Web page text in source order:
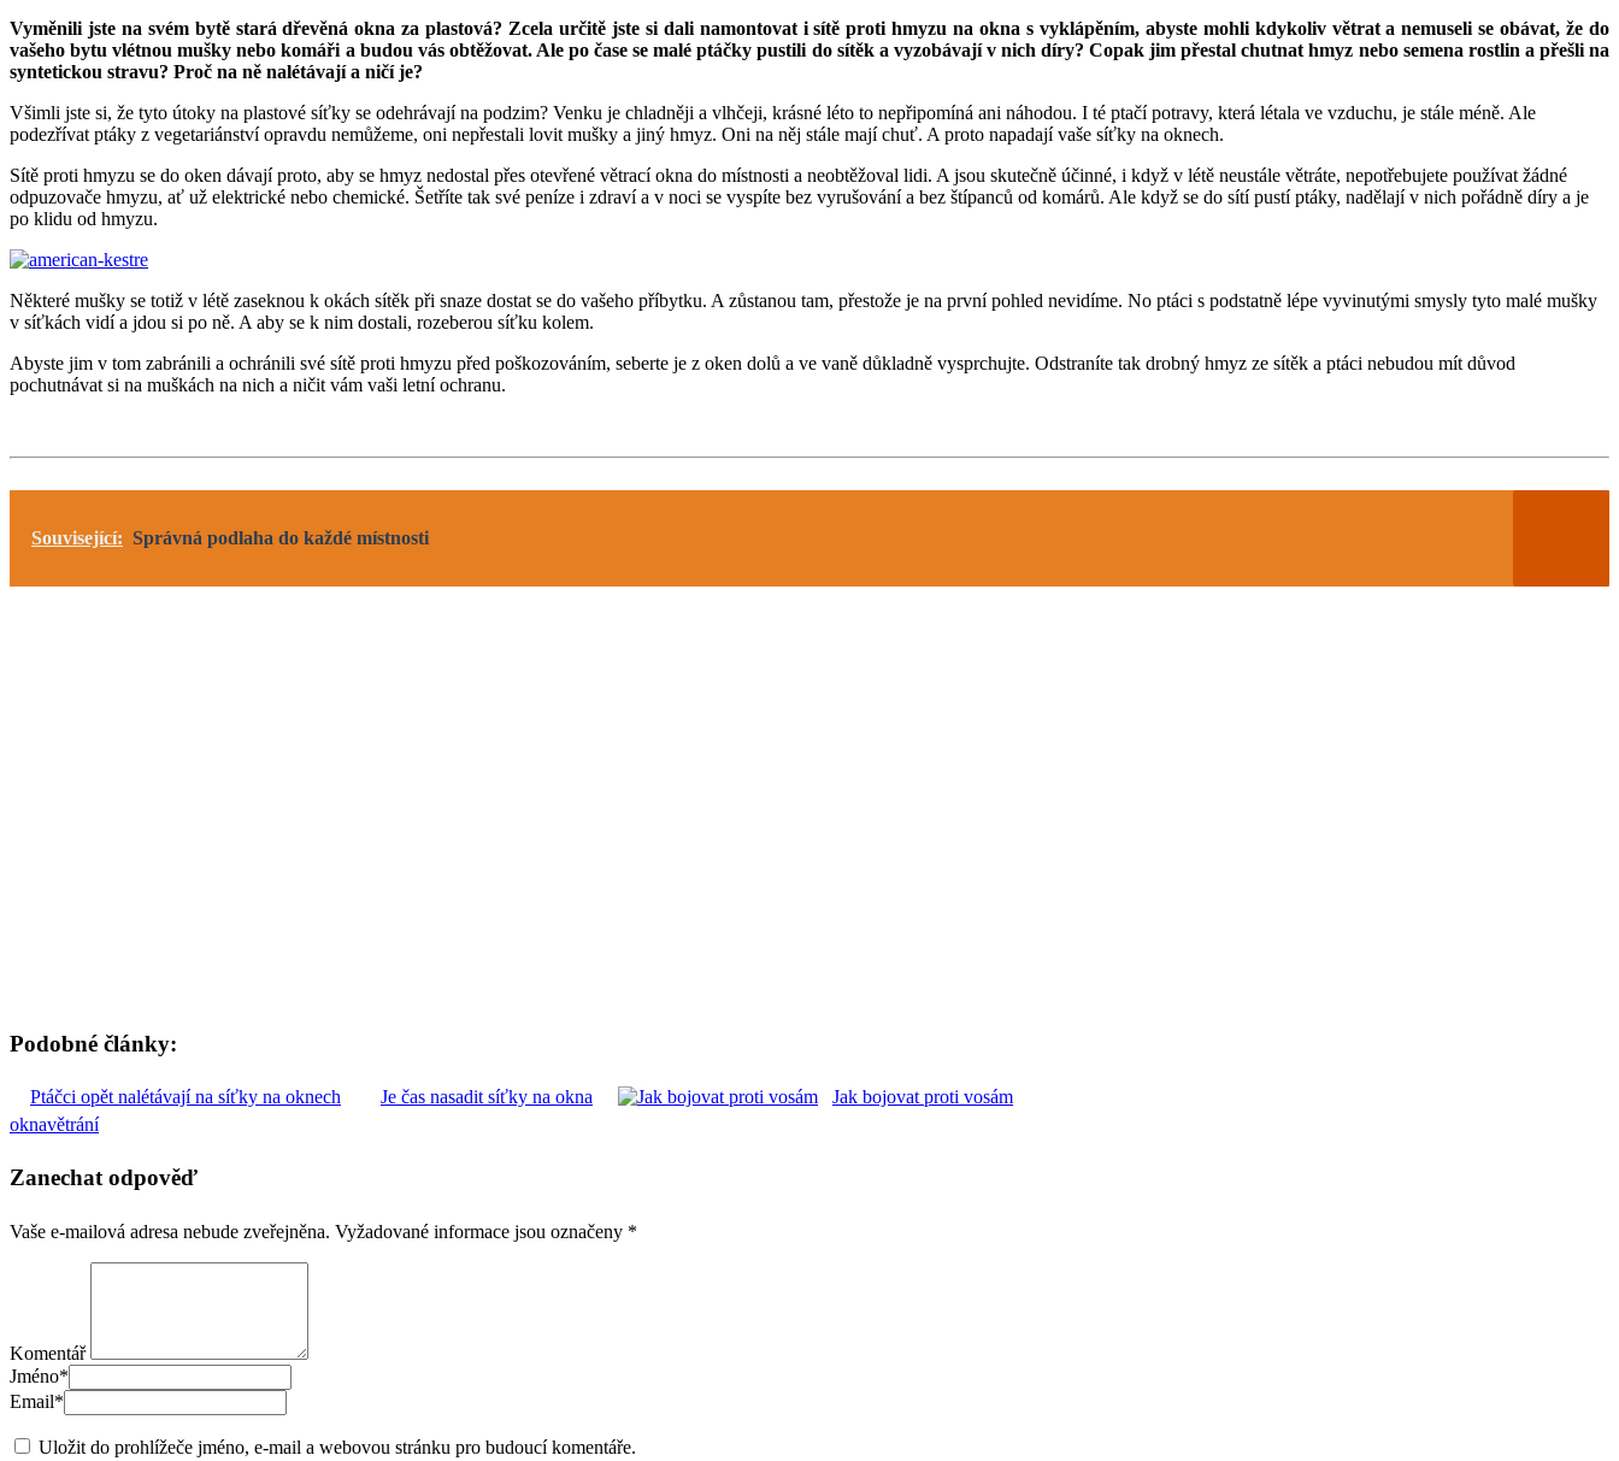
Vyměnili jste na svém bytě stará dřevěná okna za plastová? Zcela určitě jste si dali namontovat i sítě proti hmyzu na okna s vyklápěním, abyste mohli kdykoliv větrat a nemuseli se obávat, že do
vašeho bytu vlétnou mušky nebo komáři a budou vás obtěžovat. Ale po čase se malé ptáčky pustili do sítěk a vyzobávají v nich díry? Copak jim přestal chutnat hmyz nebo semena rostlin a přešli na
syntetickou stravu? Proč na ně nalétávají a ničí je?
Všimli jste si, že tyto útoky na plastové síťky se odehrávají na podzim? Venku je chladněji a vlhčeji, krásné léto to nepřipomíná ani náhodou. I té ptačí potravy, která létala ve vzduchu, je stále méně. Ale
podezřívat ptáky z vegetariánství opravdu nemůžeme, oni nepřestali lovit mušky a jiný hmyz. Oni na něj stále mají chuť. A proto napadají vaše síťky na oknech.
Sítě proti hmyzu se do oken dávají proto, aby se hmyz nedostal přes otevřené větrací okna do místnosti a neobtěžoval lidi. A jsou skutečně účinné, i když v létě neustále větráte, nepotřebujete používat žádné
odpuzovače hmyzu, ať už elektrické nebo chemické. Šetříte tak své peníze i zdraví a v noci se vyspíte bez vyrušování a bez štípanců od komárů. Ale když se do sítí pustí ptáky, nadělají v nich pořádně díry a je
po klidu od hmyzu.
Některé mušky se totiž v létě zaseknou k okách sítěk při snaze dostat se do vašeho příbytku. A zůstanou tam, přestože je na první pohled nevidíme. No ptáci s podstatně lépe vyvinutými smysly tyto malé mušky
v síťkách vidí a jdou si po ně. A aby se k nim dostali, rozeberou síťku kolem.
Abyste jim v tom zabránili a ochránili své sítě proti hmyzu před poškozováním, seberte je z oken dolů a ve vaně důkladně vysprchujte. Odstraníte tak drobný hmyz ze sítěk a ptáci nebudou mít důvod
pochutnávat si na muškách na nich a ničit vám vaši letní ochranu.
Související: Správná podlaha do každé místnosti
Podobné články:
Ptáčci opět nalétávají na síťky na oknech Je čas nasadit síťky na okna
Jak bojovat proti vosám
oknavětrání
Zanechat odpověď
Vaše e-mailová adresa nebude zveřejněna. Vyžadované informace jsou označeny *
Komentář
Jméno*
Email*
Uložit do prohlížeče jméno, e-mail a webovou stránku pro budoucí komentáře.